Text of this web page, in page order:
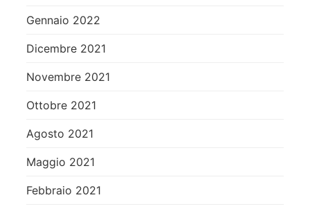
Gennaio 2022
Dicembre 2021
Novembre 2021
Ottobre 2021
Agosto 2021
Maggio 2021
Febbraio 2021